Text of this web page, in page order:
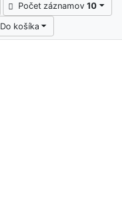
Počet záznamov10
Do košíka